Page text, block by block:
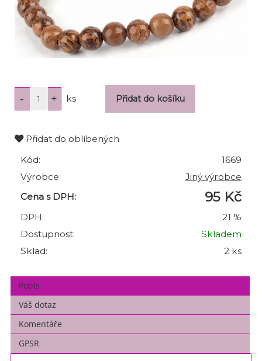
ks
Přidat do oblíbených
Kód:
1669
Výrobce:
Jiný výrobce
Cena s DPH:
95 Kč
DPH:
21 %
Dostupnost:
Skladem
Sklad:
2 ks
Popis
Váš dotaz
Komentáře
GPSR